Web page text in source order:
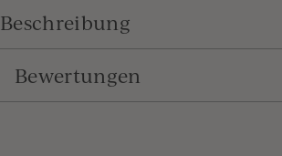
Beschreibung
Bewertungen